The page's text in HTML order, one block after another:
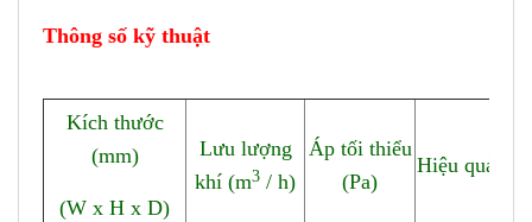
Thông số kỹ thuật
Kích thước
(mm)
(W x H x D)
Lưu lượng
khí (m3 / h)
Áp tối thiểu
(Pa)
Hiệu quả (%)